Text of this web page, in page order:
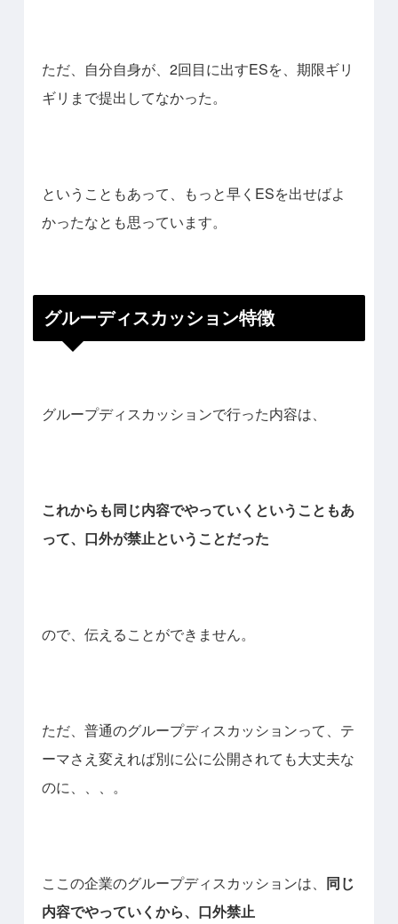
ただ、自分自身が、2回目に出すESを、期限ギリ
ギリまで提出してなかった。
ということもあって、もっと早くESを出せばよ
かったなとも思っています。
グルーディスカッション特徴
グループディスカッションで行った内容は、
これからも同じ内容でやっていくということもあ
って、口外が禁止ということだった
ので、伝えることができません。
ただ、普通のグループディスカッションって、テ
ーマさえ変えれば別に公に公開されても大丈夫な
のに、、、。
ここの企業のグループディスカッションは、 同じ
内容でやっていくから、口外禁止